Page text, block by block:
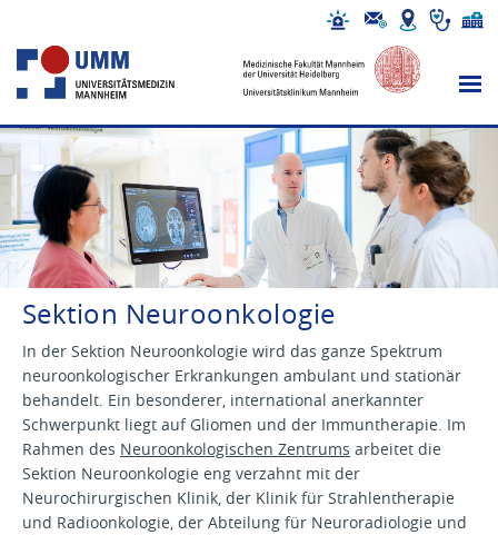
Sektion Neuroonkologie
In der Sektion Neuroonkologie wird das ganze Spektrum
neuroonkologischer Erkrankungen ambulant und stationär
behandelt. Ein besonderer, international anerkannter
Schwerpunkt liegt auf Gliomen und der Immuntherapie. Im
Rahmen des Neuroonkologischen Zentrums arbeitet die
Sektion Neuroonkologie eng verzahnt mit der
Neurochirurgischen Klinik, der Klinik für Strahlentherapie
und Radioonkologie, der Abteilung für Neuroradiologie und